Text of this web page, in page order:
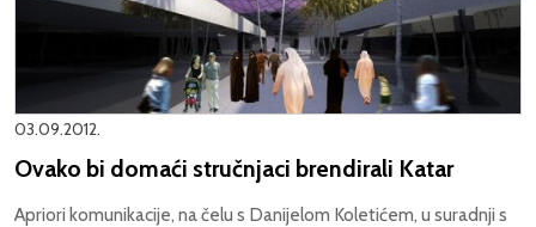
03.09.2012.
Ovako bi domaći stručnjaci brendirali Katar
Apriori komunikacije, na čelu s Danijelom Koletićem, u suradnji s